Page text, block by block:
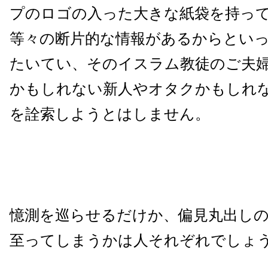
プのロゴの入った大きな紙袋を持っ
等々の断片的な情報があるからとい
たいてい、そのイスラム教徒のご夫
かもしれない新人やオタクかもしれ
を詮索しようとはしません。
憶測を巡らせるだけか、偏見丸出し
至ってしまうかは人それぞれでしょ